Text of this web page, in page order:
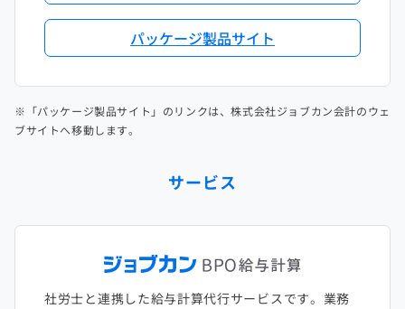
パッケージ製品サイト
※「パッケージ製品サイト」のリンクは、株式会社ジョブカン会計のウェ
ブサイトへ移動します。
サービス
社労士と連携した給与計算代行サービスです。業務